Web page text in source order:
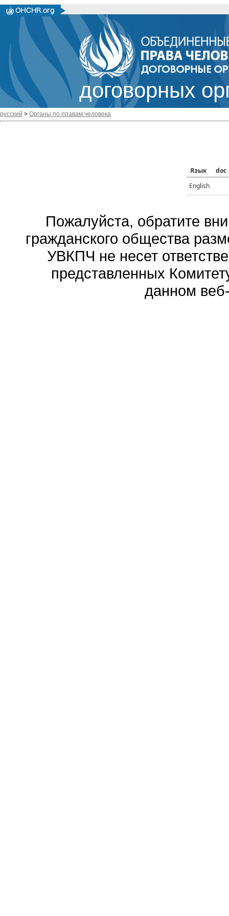
договорных
русский > Органы по правам человека
Язык
doc
English
Пожалуйста, обратите
гражданского общества
УВКПЧ не несет
представленных
данном